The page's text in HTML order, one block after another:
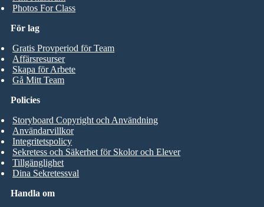
Photos For Class
För lag
Gratis Provperiod för Team
Affärsresurser
Skapa för Arbete
Gå Mitt Team
Handla om
Policies
Storyboard Copyright och Användning
Användarvillkor
Integritetspolicy
Sekretess och Säkerhet för Skolor och Elever
Tillgänglighet
Dina Sekretessval